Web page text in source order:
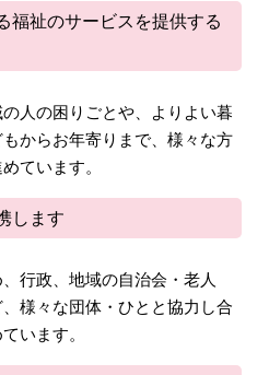
福祉のサービスを提供する
人の困りごとや、よりよい暮
からお年寄りまで、様々な方
ています。
します
行政、地域の自治会・老人
様々な団体・ひとと協力し合
います。